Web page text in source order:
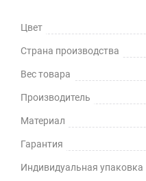
Цвет
Страна производства
Вес товара
Производитель
Материал
Гарантия
Индивидуальная упаковка